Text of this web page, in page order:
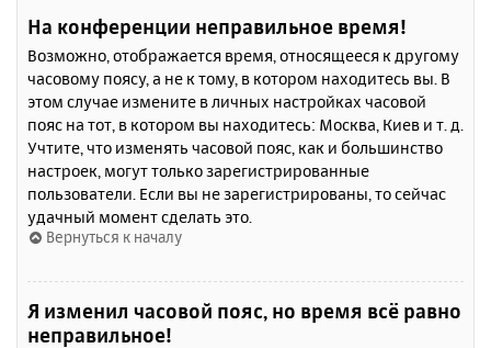
На конференции неправильное время!
Возможно, отображается время, относящееся к другому
часовому поясу, а не к тому, в котором находитесь вы. В
этом случае измените в личных настройках часовой
пояс на тот, в котором вы находитесь: Москва, Киев и т. д.
Учтите, что изменять часовой пояс, как и большинство
настроек, могут только зарегистрированные
пользователи. Если вы не зарегистрированы, то сейчас
удачный момент сделать это.
Вернуться к началу
Я изменил часовой пояс, но время всё равно
неправильное!